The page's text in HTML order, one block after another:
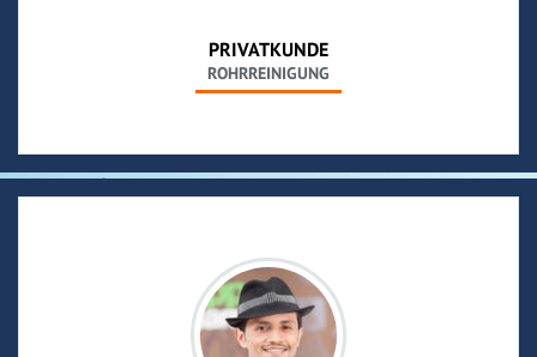
PRIVATKUNDE
ROHRREINIGUNG